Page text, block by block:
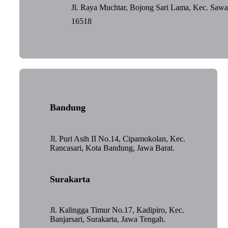
Jl. Raya Muchtar, Bojong Sari Lama, Kec.
16518
Bandung
Jl. Puri Asih II No.14, Cipamokolan, Kec.
Rancasari, Kota Bandung, Jawa Barat.
Surakarta
Jl. Kalingga Timur No.17, Kadipiro, Kec.
Banjarsari, Surakarta, Jawa Tengah.